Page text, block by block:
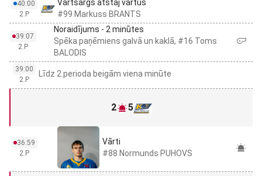
40:00
2.P
Vārtsargs atstāj vārtus
#99 Markuss BRANTS
39:07
2.P
Noraidījums - 2 minūtes
Spēka paņēmiens galvā un kaklā, #16 Toms
BALODIS
39:00
2.P
Līdz 2.perioda beigām viena minūte
2 5
36:59
2.P
Vārti
#88 Normunds PUHOVS